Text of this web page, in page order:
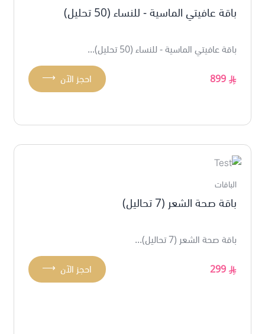
باقة عافيتي الماسية - للنساء (50 تحليل)
باقة عافيتي الماسية - للنساء (50 تحليل)...
899
⟶ احجز الآن
الباقات
باقة صحة الشعر (7 تحاليل)
باقة صحة الشعر (7 تحاليل)...
299
⟶ احجز الآن